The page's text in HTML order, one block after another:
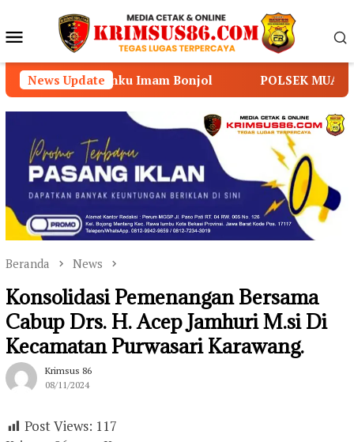
konten Menu
Mobile
News Update
Imam Bonjol POLSEK MUARA SABAK TIMUR
Beranda News
Konsolidasi Pemenangan Bersama
Cabup Drs. H. Acep Jamhuri M.si Di
Kecamatan Purwasari Karawang.
Krimsus 86
08/11/2024
Post Views: 117